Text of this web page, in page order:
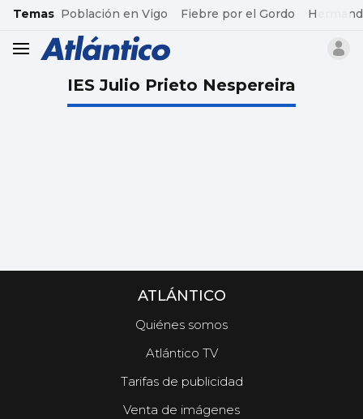
common.go-to-content
Temas Población en Vigo Fiebre por el Gordo
header.menu.open
IES Julio Prieto Nespereira
ATLÁNTICO
Quiénes somos
Atlántico TV
Tarifas de publicidad
Venta de imágenes